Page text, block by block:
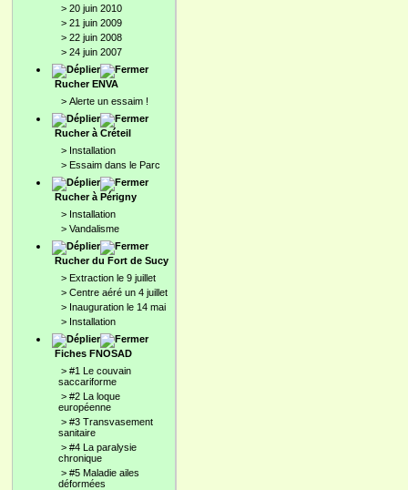
> 20 juin 2010
> 21 juin 2009
> 22 juin 2008
> 24 juin 2007
Rucher ENVA
> Alerte un essaim !
Rucher à Créteil
> Installation
> Essaim dans le Parc
Rucher à Périgny
> Installation
> Vandalisme
Rucher du Fort de Sucy
> Extraction le 9 juillet
> Centre aéré un 4 juillet
> Inauguration le 14 mai
> Installation
Fiches FNOSAD
> #1 Le couvain
saccariforme
> #2 La loque
européenne
> #3 Transvasement
sanitaire
> #4 La paralysie
chronique
> #5 Maladie ailes
déformées